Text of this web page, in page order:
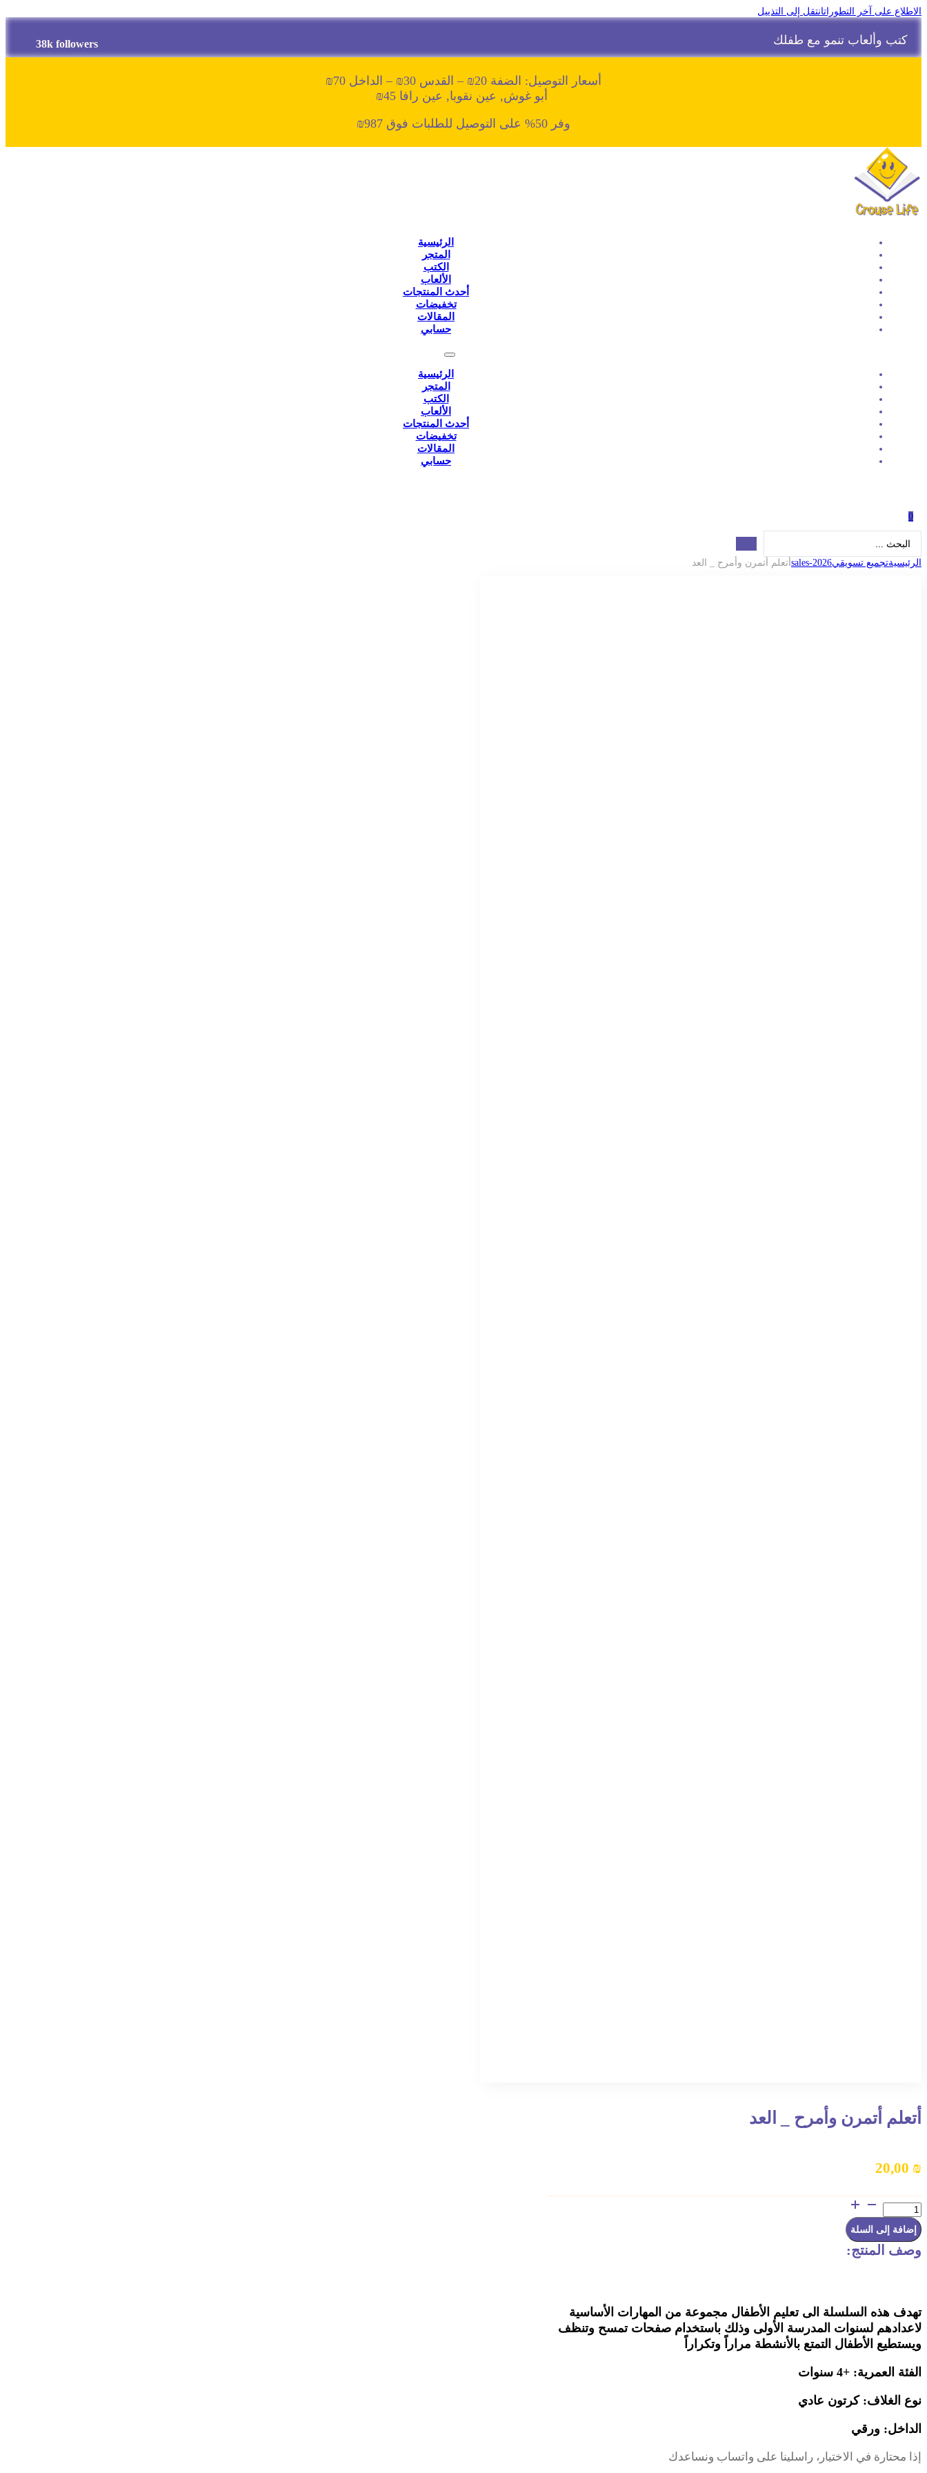
الاطلاع على آخر التطوراتانتقل إلى التذييل
كتب وألعاب تنمو مع طفلك 38k followers
أسعار التوصيل: الضفة 20₪ – القدس 30₪ – الداخل 70₪
أبو غوش, عين نقوبا, عين رافا 45₪
وفر 50% على التوصيل للطلبات فوق 987₪
الرئيسية
المتجر
الكتب
الألعاب
أحدث المنتجات
تخفيضات
المقالات
حسابي
الرئيسية
المتجر
الكتب
الألعاب
أحدث المنتجات
تخفيضات
المقالات
حسابي
0
الرئيسيةتجميع تسويقيSales-2026 أتعلم أتمرن وأمرح _ العد
أتعلم أتمرن وأمرح _ العد
20,00 ₪
كمية
أتعلم
أتمرن
وأمرح
العد
إضافة إلى السلة
وصف المنتج:
تهدف هذه السلسلة الى تعليم الأطفال مجموعة من المهارات الأساسية
لاعدادهم لسنوات المدرسة الأولى وذلك باستخدام صفحات تمسح وتنظف
ويستطيع الأطفال التمتع بالأنشطة مراراً وتكراراً
الفئة العمرية: +4 سنوات
نوع الغلاف: كرتون عادي
الداخل: ورقي
إذا محتارة في الاختيار، راسلينا على واتساب ونساعدك